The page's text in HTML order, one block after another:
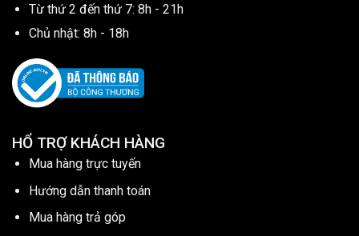
Từ thứ 2 đến thứ 7: 8h - 21h
Chủ nhật: 8h - 18h
HỔ TRỢ KHÁCH HÀNG
Mua hàng trực tuyến
Hướng dẫn thanh toán
Mua hàng trả góp